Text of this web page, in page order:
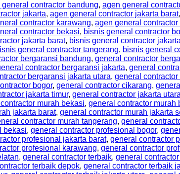
general contractor bandung, agen general
jakarta, agen general contractor jakarta barat,
contractor karawang, agen general contractor
contractor bekasi, bisnis general contractor
jakarta barat, bisnis general contractor
general contractor tangerang, bisnis general
bergaransi bandung, general contractor
contractor bergaransi jakarta, general
bergaransi jakarta utara, general
bogor, general contractor cikarang,
jakarta timur, general contractor jakarta utara
murah bekasi, general contractor murah
jakarta barat, general contractor murah jakarta
contractor murah tangerang, general
bekasi, general contractor profesional bogor,
profesional jakarta barat, general contractor
profesional karawang, general contractor
, general contractor terbaik, general
terbaik depok, general contractor terbaik